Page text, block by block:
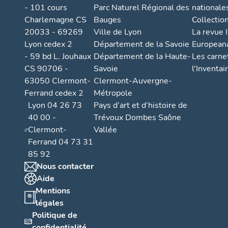
- 101 cours
Charlemagne CS
20033 - 69269
Lyon cedex 2
- 59 bd L. Jouhaux
CS 90706 -
63050 Clermont-
Ferrand cedex 2
Lyon 04 26 73
40 00 -
Clermont-
Ferrand 04 73 31
85 92
Nous contacter
Aide
Mentions
légales
Politique de
Parc Naturel Régional des
Bauges
Ville de Lyon
Département de la Savoie
Département de la Haute-
Savoie
Clermont-Auvergne-
Métropole
Pays d’art et d’histoire de
Trévoux Dombes Saône
Vallée
La revue
Les